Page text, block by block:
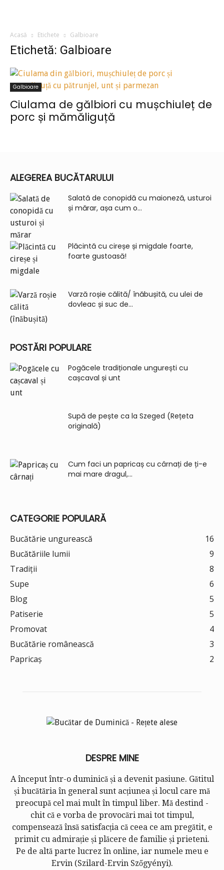
Acasă Etichete Galbioare
Etichetă: Galbioare
Galbioare
Ciulama de gălbiori cu mușchiuleț de
porc și mămăliguță
ALEGEREA BUCĂTARULUI
Salată de conopidă cu maioneză, usturoi
și mărar, așa cum o...
Plăcintă cu cireșe și migdale foarte,
foarte gustoasă!
Varză roșie călită/ înăbușită, cu ulei de
dovleac și suc de...
POSTĂRI POPULARE
Pogăcele tradiționale ungurești cu
cașcaval și unt
Supă de pește ca la Szeged (Rețeta
originală)
Cum faci un papricaș cu cârnați de ți-e
mai mare dragul,...
CATEGORIE POPULARĂ
Bucătărie ungurească
16
Bucătăriile lumii
9
Tradiții
8
Supe
6
Blog
5
Patiserie
5
Promovat
4
Bucătărie românească
3
Papricaș
2
DESPRE MINE
A început într-o duminică și a devenit pasiune. Gătitul
și bucătăria în general sunt acțiunea și locul care mă
preocupă cel mai mult în timpul liber. Mă destind -
chit că e vorba de provocări mai tot timpul,
compensează însă satisfacția că ceea ce am pregătit, e
primit cu admirație și plăcere de familie și prieteni.
Pe de altă parte lucrez în online, iar numele meu e
Ervin (Szilard-Ervin Szőgyényi).